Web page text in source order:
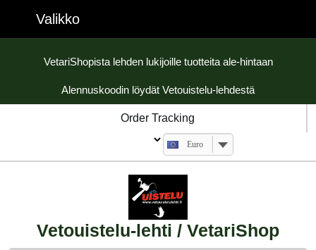
content
ValikkoValikko
VetariShopista lehden lukijoille tuotteita ale-hintaan
Alennuskoodin löydät Vetouistelu-lehdestä
Order Tracking
Euro
Vetouistelu-lehti / VetariShop